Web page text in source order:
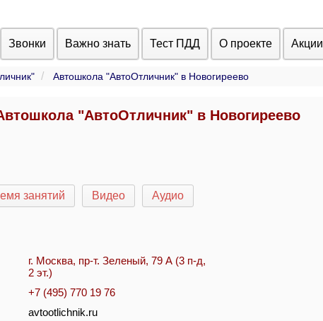
Звонки Важно знать Тест ПДД О проекте Акции
Автошкола "АвтоОтличник" в Новогиреево
"АвтоОтличник" в Новогиреево
занятий Видео Аудио
г. Москва, пр-т. Зеленый, 79 А (3 п-д,
2 эт.)
+7 (495) 770 19 76
avtootlichnik.ru